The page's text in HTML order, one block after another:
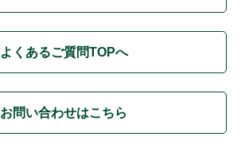
よくあるご質問TOPへ
お問い合わせはこちら